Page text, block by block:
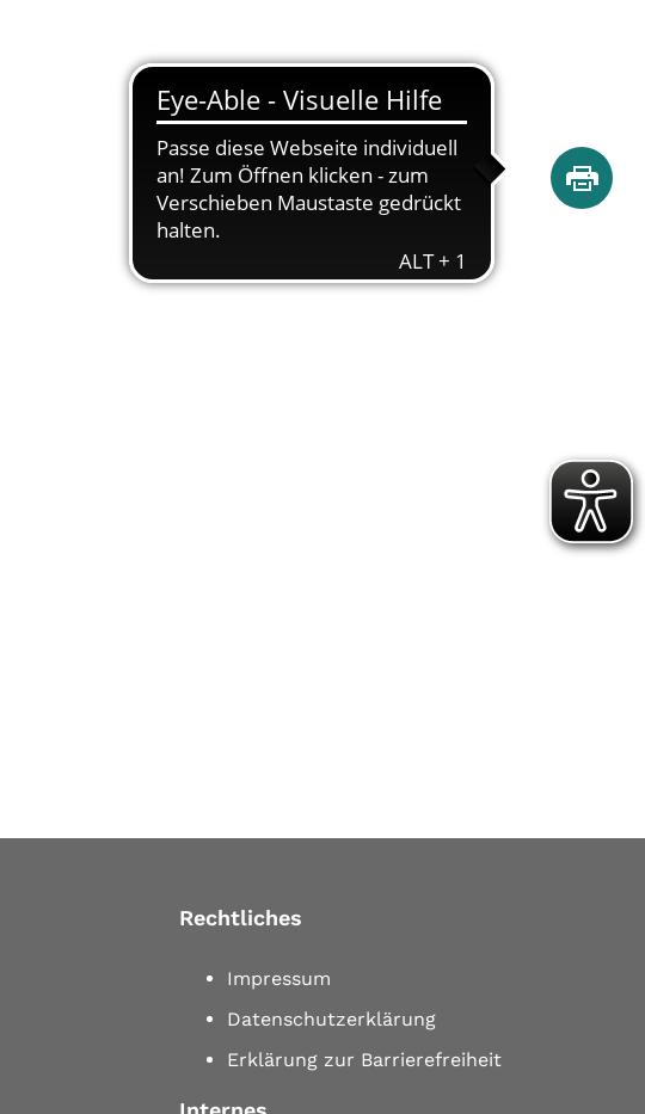
Rechtliches
Impressum
Datenschutzerklärung
Erklärung zur Barrierefreiheit